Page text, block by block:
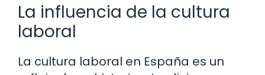
La influencia de la cultura
laboral
La cultura laboral en España es un